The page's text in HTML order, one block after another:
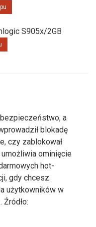
S905x/2GB
a
blokadę
czy zablokował
ominięcie
hot-
gdy chcesz
użytkowników w